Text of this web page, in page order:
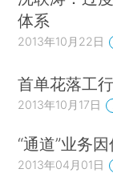
体系
2013年10月22日
首单花落工
2013年10月17日
“通道”业务
2013年04月01日